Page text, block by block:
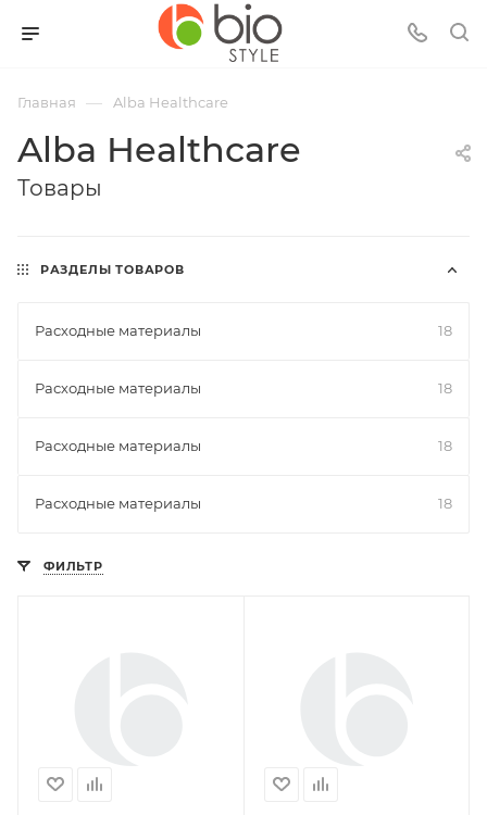
Главная — Alba Healthcare
Alba Healthcare
Товары
РАЗДЕЛЫ ТОВАРОВ
Расходные материалы 18
Расходные материалы 18
Расходные материалы 18
Расходные материалы 18
ФИЛЬТР